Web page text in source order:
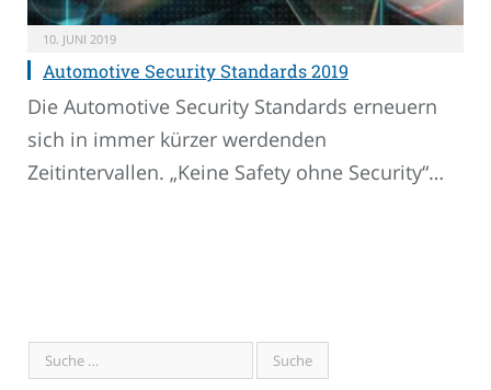
10. JUNI 2019
Automotive Security Standards 2019
Die Automotive Security Standards erneuern
sich in immer kürzer werdenden
Zeitintervallen. „Keine Safety ohne Security“…